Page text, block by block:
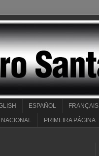
ESPAÑOL FRANÇAIS
PRIMEIRA PÁGINA